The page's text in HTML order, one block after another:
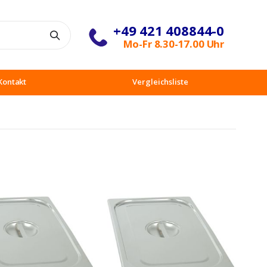
+49 421 408844-0
Mo-Fr 8.30-17.00 Uhr
Vergleichsliste